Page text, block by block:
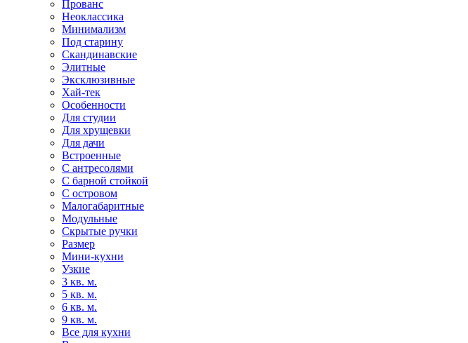
Прованс
Неоклассика
Минимализм
Под старину
Скандинавские
Элитные
Эксклюзивные
Хай-тек
Особенности
Для студии
Для хрущевки
Для дачи
Встроенные
С антресолями
С барной стойкой
С островом
Малогабаритные
Модульные
Скрытые ручки
Размер
Мини-кухни
Узкие
3 кв. м.
5 кв. м.
6 кв. м.
9 кв. м.
Все для кухни